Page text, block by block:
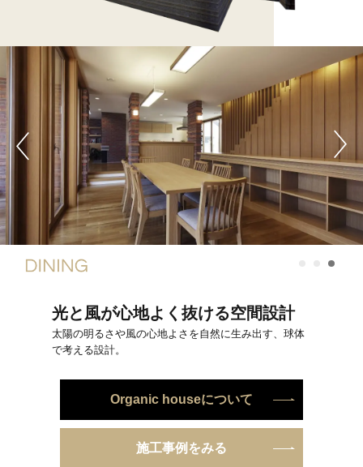
光と風が心地よく抜ける空間設計
太陽の明るさや風の心地よさを自然に生み出す、球体
で考える設計。
Organic houseについて
施工事例をみる